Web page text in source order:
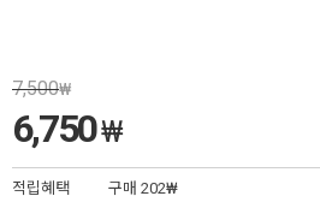
7,500₩
6,750₩
적립혜택 구매 202₩